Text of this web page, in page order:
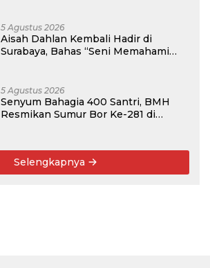
Pemasyarakatan RI
5 Agustus 2026
Aisah Dahlan Kembali Hadir di
Surabaya, Bahas “Seni Memahami
5 Agustus 2026
Senyum Bahagia 400 Santri, BMH
Resmikan Sumur Bor Ke-281 di
Selengkapnya